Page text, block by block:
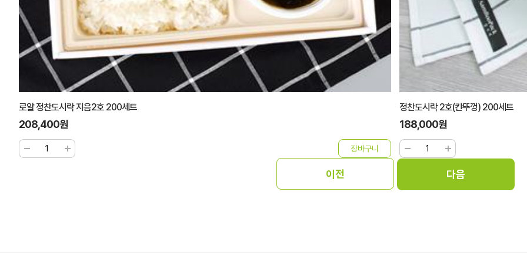
로얄 정찬도시락 지음2호 200세트
208,400원
정찬도시락 2호(칸뚜껑) 200세트
188,000원